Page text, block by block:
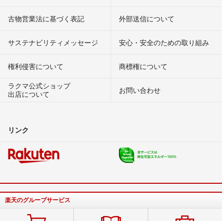
古物営業法に基づく表記 外部送信について
サステナビリティメッセージ 安心・安全のための取り組み
権利侵害について
商標権について
ラクマ公式ショップ
出店について
お問い合わせ
リンク
楽天のグループサービス